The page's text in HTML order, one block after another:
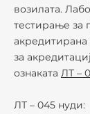
возилата.
тестирање за
акредитирана
за
ознаката ЛТ –
ЛТ – 045 нуди: